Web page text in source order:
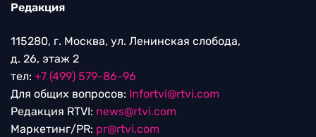
Редакция
115280, г. Москва, ул. Ленинская слобода,
д. 26, этаж 2
тел: +7 (499) 579-86-96
Для общих вопросов: Infortvi@rtvi.com
Редакция RTVI: news@rtvi.com
Маркетинг/PR: pr@rtvi.com